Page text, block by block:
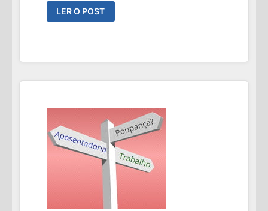
COMO
ECONOMIZAR
DINHEIRO
CAROS
LER O POST